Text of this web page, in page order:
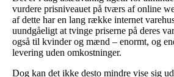
vurdere prisniveauet på tværs af online
af dette har en lang række internet
uundgåeligt at tvinge priserne på deres
også til kvinder og mænd – enormt, og
levering uden omkostninger.
Dog kan det ikke desto mindre vise sig